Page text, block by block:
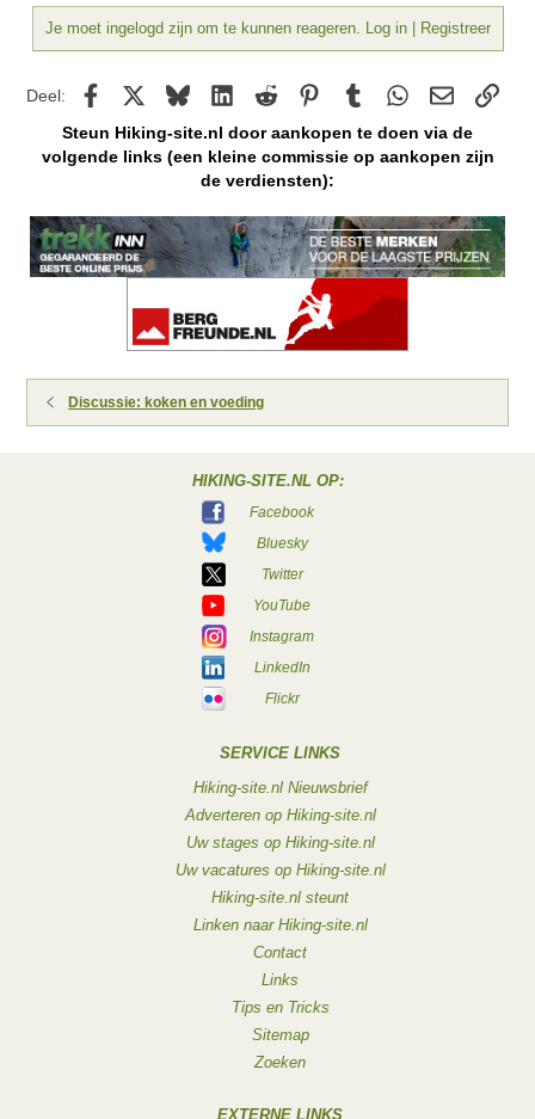
Je moet ingelogd zijn om te kunnen reageren. Log in | Registreer
Deel: Facebook BlueskyLinkedInReddit PinterestTumblr WhatsApp
E-mail
Steun Hiking-site.nl door aankopen te doen via de
volgende links (een kleine commissie op aankopen zijn
de verdiensten):
Discussie: koken en voeding
HIKING-SITE.NL OP:
Facebook
Bluesky
Twitter
YouTube
Instagram
LinkedIn
Flickr
SERVICE LINKS
Hiking-site.nl Nieuwsbrief
Adverteren op Hiking-site.nl
Uw stages op Hiking-site.nl
Uw vacatures op Hiking-site.nl
Hiking-site.nl steunt
Linken naar Hiking-site.nl
Contact
Links
Tips en Tricks
Sitemap
Zoeken
EXTERNE LINKS